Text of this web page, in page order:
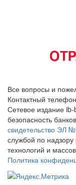
Все вопросы и
Контактный
Сетевое издание
безопасность
свидетельство ЭЛ
службой по
технологий и
Политика